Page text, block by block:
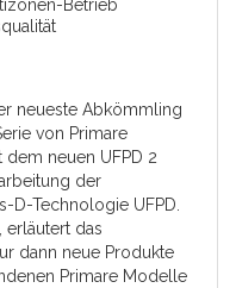
Betrieb
neueste Abkömmling
von Primare
neuen UFPD 2
der
D-Technologie UFPD.
erläutert das
dann neue Produkte
Primare Modelle